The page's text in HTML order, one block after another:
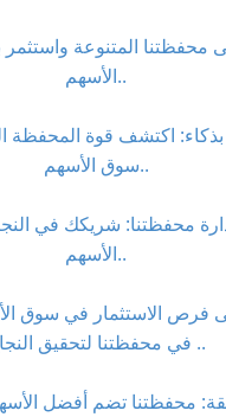
محفظتنا المتنوعة
الأسهم..
اكتشف قوة المحفظة
سوق الأسهم..
محفظتنا: شريكك في
الأسهم..
فرص الاستثمار في سوق
في محفظتنا لتحقيق النجاح ..
محفظتنا تضم أفضل